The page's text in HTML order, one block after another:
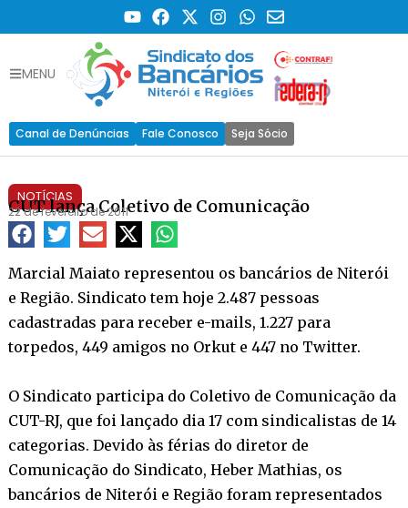
MENU
Canal de Denúncias Fale Conosco Seja Sócio
NOTÍCIAS
CUT lança Coletivo de Comunicação
22 de fevereiro de 2011
Marcial Maiato representou os bancários de Niterói
e Região. Sindicato tem hoje 2.487 pessoas
cadastradas para receber e-mails, 1.227 para
torpedos, 449 amigos no Orkut e 447 no Twitter.
O Sindicato participa do Coletivo de Comunicação da
CUT-RJ, que foi lançado dia 17 com sindicalistas de 14
categorias. Devido às férias do diretor de
Comunicação do Sindicato, Heber Mathias, os
bancários de Niterói e Região foram representados